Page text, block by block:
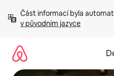
obsah
Část informací byla
v původním jazyce